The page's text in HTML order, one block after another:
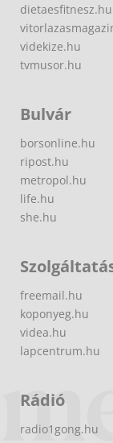
dietaesfitnesz.hu
videkize.hu
tvmusor.hu
Bulvár
borsonline.hu
ripost.hu
metropol.hu
life.hu
she.hu
freemail.hu
koponyeg.hu
videa.hu
lapcentrum.hu
Rádió
radio1gong.hu